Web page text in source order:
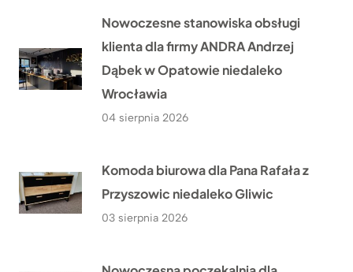
Nowoczesne stanowiska obsługi
klienta dla firmy ANDRA Andrzej
Dąbek w Opatowie niedaleko
Wrocławia
04 sierpnia 2026
Komoda biurowa dla Pana Rafała z
Przyszowic niedaleko Gliwic
03 sierpnia 2026